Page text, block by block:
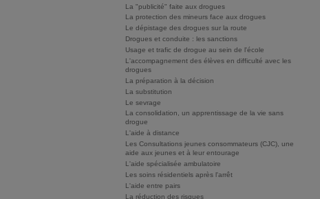
La "publicité" faite aux drogues
La protection des mineurs face aux drogues
Le dépistage des drogues sur la route
Drogues et conduite : les sanctions
Usage et trafic de drogue au sein de l'école
L'accompagnement des élèves en difficulté avec les
drogues
La préparation à la décision
La substitution
Le sevrage
La consolidation, un apprentissage de la vie sans
drogue
L'aide à distance
Les Consultations jeunes consommateurs (CJC), une
aide aux jeunes et à leur entourage
L'aide spécialisée ambulatoire
Les soins résidentiels après l'arrêt
L'aide entre pairs
La réduction des risques